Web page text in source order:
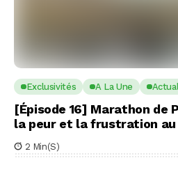
Exclusivités A La Une
[Épisode 16] Marathon de
la peur et la frustration au
2 Min(s)